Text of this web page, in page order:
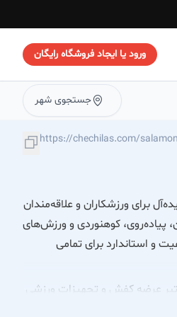
ورود یا ایجاد فروشگاه رایگان
جستجوی شهر
برای ورزشکاران و علاقه‌مندان
پیاده‌روی، کوهنوردی و ورزش‌های
و استاندارد برای تمامی
عرضه کفش و تجهیزات ورزشی
ورزشی، پیاده‌روی، دویدن،